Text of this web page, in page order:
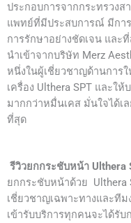
ประกอบการจากกระทรวง
แพทย์ที่มีประสบการณ์ มีกา
การรักษาอย่างชัดเจน และ
นำเข้าจากบริษัท Merz
หนึ่งในผู้เชี่ยวชาญด้านการ
เครื่อง Ulthera SPT และใ
มากกว่าหมื่นเคส มั่นใจได้เ
ที่สุด
รีวิวยกกระชับหน้า Ulthera
ยกกระชับหน้าด้วย Ulthera
เชี่ยวชาญเฉพาะทางและที
เข้ารับบริการทุกคนจะได้รั